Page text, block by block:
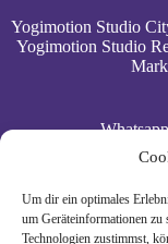
Um dir ein optimales
um Geräteinformationen zu
Technologien zustimmst,
Yogimotion Studio
Yogimotion Studio
Mobil:
E‑Mail:»
Youtube:»